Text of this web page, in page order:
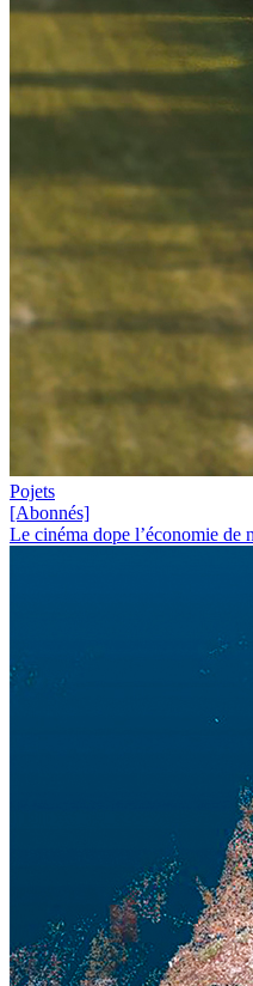
Pojets
[Abonnés]
Le cinéma dope l’économie de